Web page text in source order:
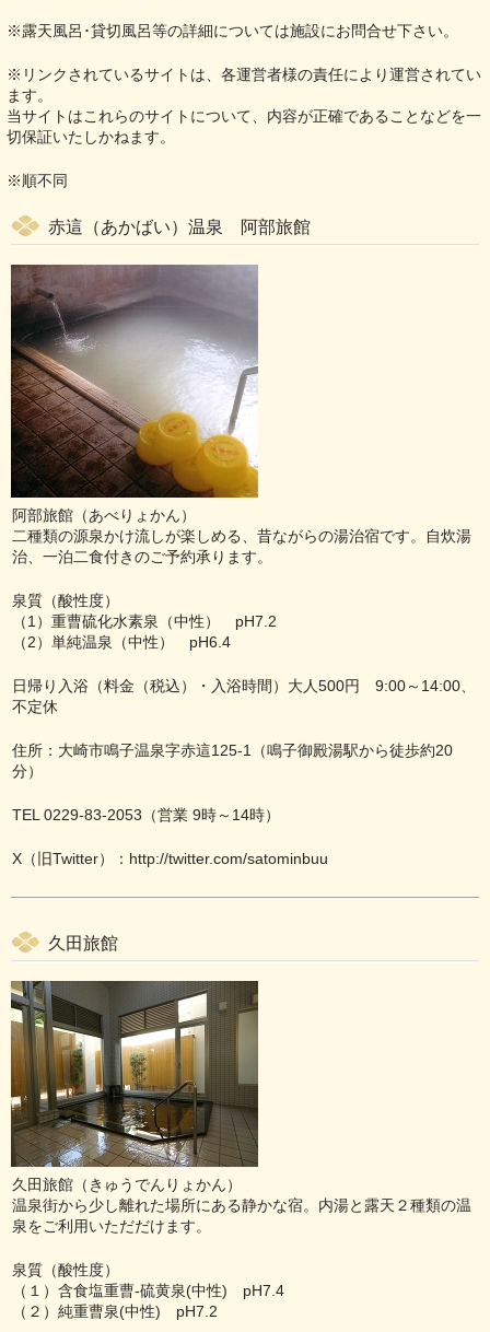
※露天風呂･貸切風呂等の詳細については施設にお問合せ下さい。
※リンクされているサイトは、各運営者様の責任により運営されてい
ます。
当サイトはこれらのサイトについて、内容が正確であることなどを一
切保証いたしかねます。
※順不同
赤這（あかばい）温泉 阿部旅館
阿部旅館（あべりょかん）
二種類の源泉かけ流しが楽しめる、昔ながらの湯治宿です。自炊湯
治、一泊二食付きのご予約承ります。
泉質（酸性度）
（1）重曹硫化水素泉（中性） pH7.2
（2）単純温泉（中性） pH6.4
日帰り入浴（料金（税込）・入浴時間）大人500円 9:00～14:00、
不定休
住所：大崎市鳴子温泉字赤這125-1（鳴子御殿湯駅から徒歩約20
分）
TEL 0229-83-2053（営業 9時～14時）
X（旧Twitter）： http://twitter.com/satominbuu
久田旅館
久田旅館（きゅうでんりょかん）
温泉街から少し離れた場所にある静かな宿。内湯と露天２種類の温
泉をご利用いただだけます。
泉質（酸性度）
（１）含食塩重曹-硫黄泉(中性) pH7.4
（２）純重曹泉(中性) pH7.2